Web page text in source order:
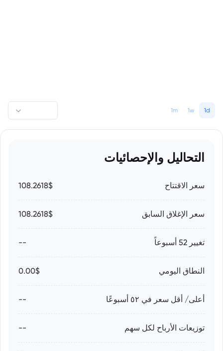
1d
1w
1m
التحاليل والإحصائيات
سعر الاقتتاح 108.2618$
سعر الإغلاق السابق 108.2618$
تغيير 52 أسبوعاً --
النطاق اليومي 0.00$
أعلى/ أقل سعر في ٥٢ أسبوعًا --
توزيعات الأرباح لكل سهم --